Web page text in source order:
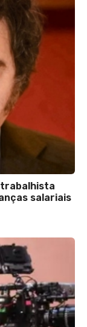
salariais